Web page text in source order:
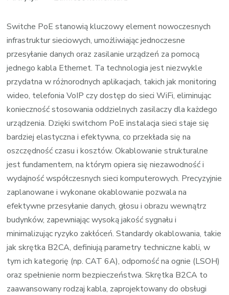
6A
LSOH
dla
Bezpieczeństwa
Switche PoE stanowią kluczowy element nowoczesnych
infrastruktur sieciowych, umożliwiając jednoczesne
przesyłanie danych oraz zasilanie urządzeń za pomocą
jednego kabla Ethernet. Ta technologia jest niezwykle
przydatna w różnorodnych aplikacjach, takich jak monitoring
wideo, telefonia VoIP czy dostęp do sieci WiFi, eliminując
konieczność stosowania oddzielnych zasilaczy dla każdego
urządzenia. Dzięki switchom PoE instalacja sieci staje się
bardziej elastyczna i efektywna, co przekłada się na
oszczędność czasu i kosztów. Okablowanie strukturalne
jest fundamentem, na którym opiera się niezawodność i
wydajność współczesnych sieci komputerowych. Precyzyjnie
zaplanowane i wykonane okablowanie pozwala na
efektywne przesyłanie danych, głosu i obrazu wewnątrz
budynków, zapewniając wysoką jakość sygnału i
minimalizując ryzyko zakłóceń. Standardy okablowania, takie
jak skrętka B2CA, definiują parametry techniczne kabli, w
tym ich kategorię (np. CAT 6A), odporność na ognie (LSOH)
oraz spełnienie norm bezpieczeństwa. Skrętka B2CA to
zaawansowany rodzaj kabla, zaprojektowany do obsługi